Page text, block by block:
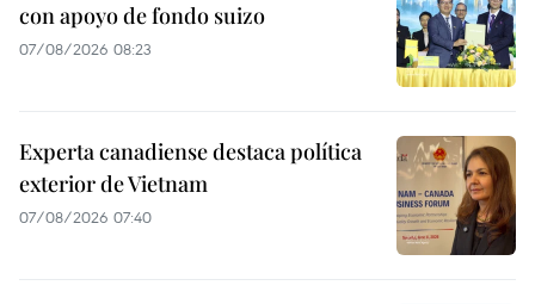
con apoyo de fondo suizo
07/08/2026 08:23
Experta canadiense destaca política
exterior de Vietnam
07/08/2026 07:40